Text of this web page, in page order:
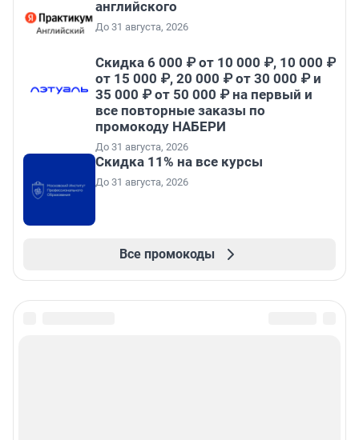
английского
До 31 августа, 2026
Скидка 6 000 ₽ от 10 000 ₽, 10 000 ₽
от 15 000 ₽, 20 000 ₽ от 30 000 ₽ и
35 000 ₽ от 50 000 ₽ на первый и
все повторные заказы по
промокоду НАБЕРИ
До 31 августа, 2026
Скидка 11% на все курсы
До 31 августа, 2026
Все промокоды